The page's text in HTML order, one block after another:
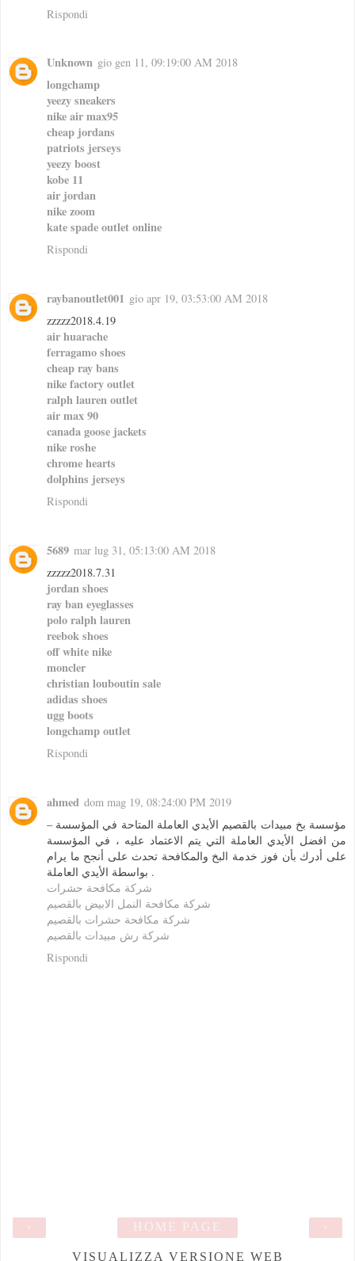
Rispondi
Unknown gio gen 11, 09:19:00 AM 2018
longchamp
yeezy sneakers
nike air max95
cheap jordans
patriots jerseys
yeezy boost
kobe 11
air jordan
nike zoom
kate spade outlet online
Rispondi
raybanoutlet001 gio apr 19, 03:53:00 AM 2018
zzzzz2018.4.19
air huarache
ferragamo shoes
cheap ray bans
nike factory outlet
ralph lauren outlet
air max 90
canada goose jackets
nike roshe
chrome hearts
dolphins jerseys
Rispondi
5689 mar lug 31, 05:13:00 AM 2018
zzzzz2018.7.31
jordan shoes
ray ban eyeglasses
polo ralph lauren
reebok shoes
off white nike
moncler
christian louboutin sale
adidas shoes
ugg boots
longchamp outlet
Rispondi
ahmed dom mag 19, 08:24:00 PM 2019
– مؤسسة بخ مبيدات بالقصيم الأيدي العاملة المتاحة في المؤسسة
من افضل الأيدي العاملة التي يتم الاعتماد عليه ، في المؤسسة
على أدرك بأن فوز خدمة البخ والمكافحة تحدث على أنجح ما يرام
بواسطة الأيدي العاملة .
شركة مكافحة حشرات
شركة مكافحة النمل الابيض بالقصيم
شركة مكافحة حشرات بالقصيم
شركة رش مبيدات بالقصيم
Rispondi
›
HOME PAGE
VISUALIZZA VERSIONE WEB